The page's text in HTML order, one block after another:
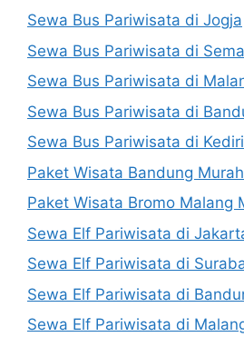
Sewa Bus Pariwisata di Jogja
Sewa Bus Pariwisata di
Sewa Bus Pariwisata di
Sewa Bus Pariwisata di
Sewa Bus Pariwisata di Kediri
Paket Wisata Bandung Murah
Paket Wisata Bromo Malang
Sewa Elf Pariwisata di
Sewa Elf Pariwisata di
Sewa Elf Pariwisata di
Sewa Elf Pariwisata di